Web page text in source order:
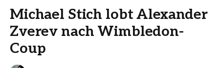
Michael Stich lobt Alexander
Zverev nach Wimbledon-
Coup